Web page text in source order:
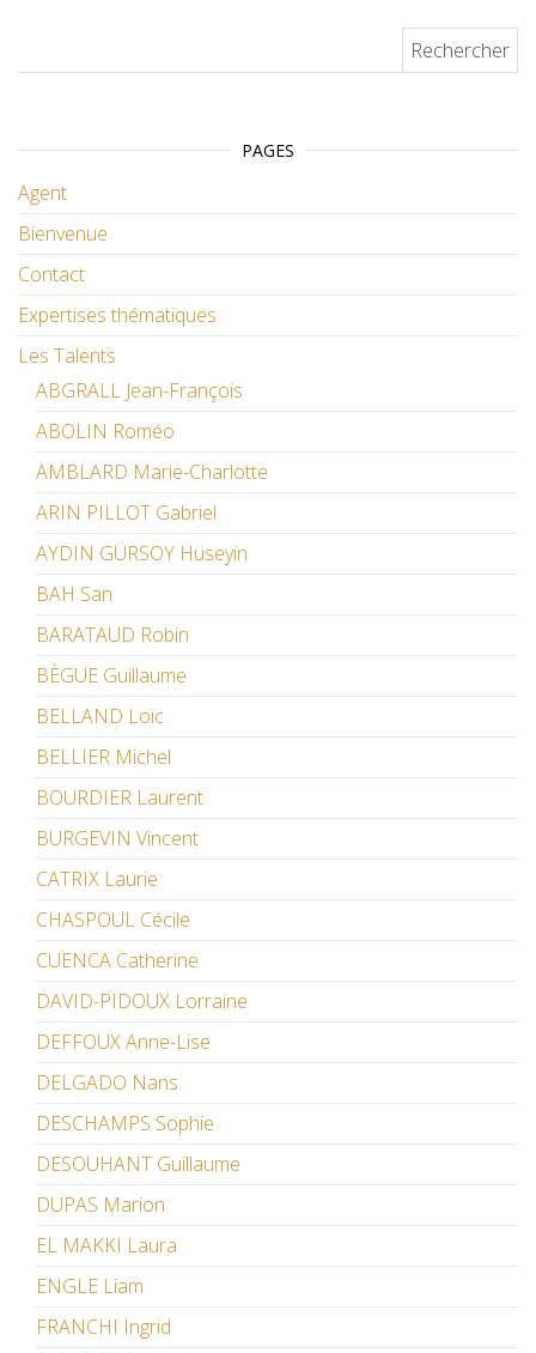
PAGES
Agent
Bienvenue
Contact
Expertises thématiques
Les Talents
ABGRALL Jean-François
ABOLIN Roméo
AMBLARD Marie-Charlotte
ARIN PILLOT Gabriel
AYDIN GÜRSOY Hüseyin
BAH San
BARATAUD Robin
BÈGUE Guillaume
BELLAND Loïc
BELLIER Michel
BOURDIER Laurent
BURGEVIN Vincent
CATRIX Laurie
CHASPOUL Cécile
CUENCA Catherine
DAVID-PIDOUX Lorraine
DEFFOUX Anne-Lise
DELGADO Nans
DESCHAMPS Sophie
DESOUHANT Guillaume
DUPAS Marion
EL MAKKI Laura
ENGLE Liam
FRANCHI Ingrid